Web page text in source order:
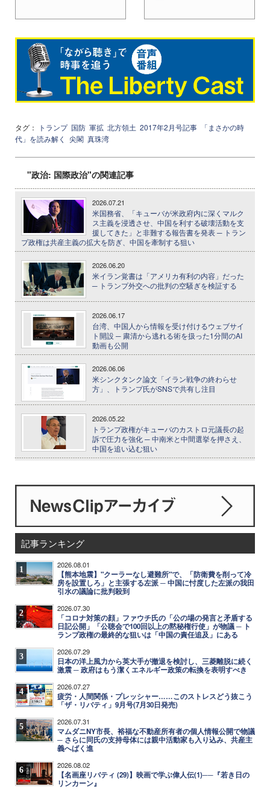
タグ： トランプ 国防 軍拡 北方領土 2017年2月号記事
「まさかの時
代」を読み解く 尖閣 真珠湾
"政治: 国際政治"の関連記事
2026.07.21
米国務省、「キューバが米政府内に深くマルク
ス主義を浸透させ、中国を利する破壊活動を支
援してきた」と非難する報告書を発表 ─ トラン
プ政権は共産主義の拡大を防ぎ、中国を牽制する狙い
2026.06.20
米イラン覚書は「アメリカ有利の内容」だった
─ トランプ外交への批判の空騒ぎを検証する
2026.06.17
台湾、中国人から情報を受け付けるウェブサイ
ト開設 ─ 粛清から逃れる術を扱った1分間のAI
動画も公開
2026.06.06
米シンクタンク論文「イラン戦争の終わらせ
方」、トランプ氏がSNSで共有し注目
2026.05.22
トランプ政権がキューバのカストロ元議長の起
訴で圧力を強化 ─ 中南米と中間選挙を押さえ、
中国を追い込む狙い
記事ランキング
1 2026.08.01
【熊本地震】"クーラーなし避難所"で、「防衛費を削って冷
房を設置しろ」と主張する左派 ─ 中国に忖度した左派の我田
引水の議論に批判殺到
2 2026.07.30
「コロナ対策の顔」ファウチ氏の「公の場の発言と矛盾する
日記公開」「公聴会で100回以上の黙秘権行使」が物議 ─ ト
ランプ政権の最終的な狙いは「中国の責任追及」にある
3 2026.07.29
日本の洋上風力から英大手が撤退を検討し、三菱離脱に続く
激震 ─ 政府はもう潔くエネルギー政策の転換を表明すべき
4 2026.07.27
疲労・人間関係・プレッシャー……このストレスどう抜こう
「ザ・リバティ」9月号(7月30日発売)
5 2026.07.31
マムダニNY市長、裕福な不動産所有者の個人情報公開で物議
─ さらに同氏の支持母体には親中活動家も入り込み、共産主
義へばく進
6 2026.08.02
【名画座リバティ (29)】映画で学ぶ偉人伝(1)──『若き日の
リンカーン』